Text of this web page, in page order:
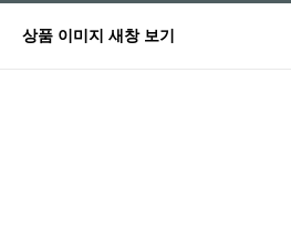
상품 이미지 새창 보기